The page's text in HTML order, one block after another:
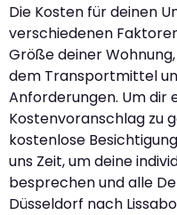
Die Kosten für deinen
verschiedenen
Größe deiner
dem Transportmittel
Anforderungen. Um dir
Kostenvoranschlag zu
kostenlose
uns Zeit, um deine
besprechen und alle
Düsseldorf nach